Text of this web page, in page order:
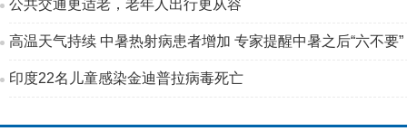
公共交通更适老，老年人出行更从容
高温天气持续 中暑热射病患者增加 专家提醒中暑之后“六不要”
印度22名儿童感染金迪普拉病毒死亡